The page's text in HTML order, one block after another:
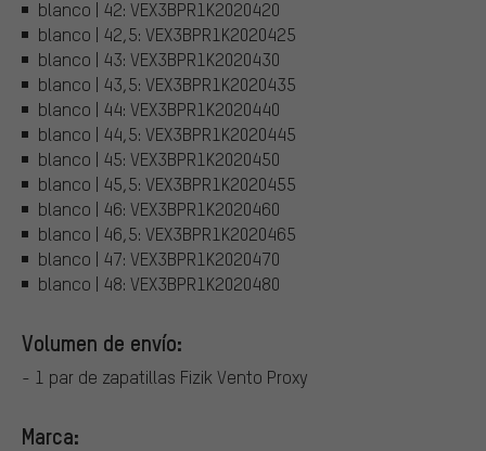
blanco | 42: VEX3BPR1K2020420
blanco | 42,5: VEX3BPR1K2020425
blanco | 43: VEX3BPR1K2020430
blanco | 43,5: VEX3BPR1K2020435
blanco | 44: VEX3BPR1K2020440
blanco | 44,5: VEX3BPR1K2020445
blanco | 45: VEX3BPR1K2020450
blanco | 45,5: VEX3BPR1K2020455
blanco | 46: VEX3BPR1K2020460
blanco | 46,5: VEX3BPR1K2020465
blanco | 47: VEX3BPR1K2020470
blanco | 48: VEX3BPR1K2020480
Volumen de envío:
- 1 par de zapatillas Fizik Vento Proxy
Marca: